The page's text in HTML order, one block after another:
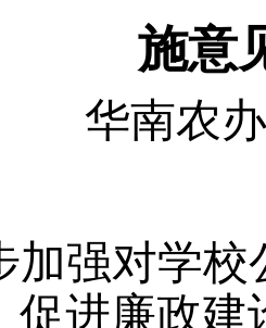
施意
华南农
加强对学
促进廉政